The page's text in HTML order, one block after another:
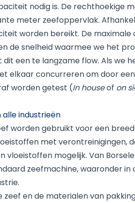
nodig is. De rechthoekige
meter zeefoppervlak.
worden bereikt. De
de snelheid waarmee we het
een te langzame flow. Als we
elkaar concurreren om door
worden getest (In houseof on
industrieën
worden gebruikt voor een
met verontreinigingen,
vloeistoffen mogelijk. Van
zeefmachine, waaronder
en de materialen van